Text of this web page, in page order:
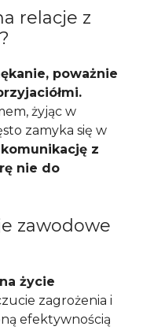
relacje z
poważnie
żyjąc w
zamyka się w
z
nie do
zawodowe
życie
zagrożenia i
efektywnością